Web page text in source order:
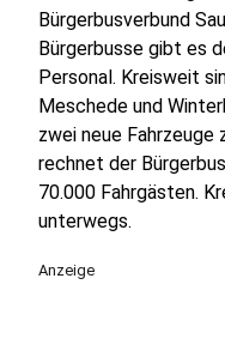
Bürgerbusverbund
Bürgerbusse gibt es
Personal. Kreisweit
Meschede und
zwei neue Fahrzeuge
rechnet der
70.000 Fahrgästen.
unterwegs.
Anzeige